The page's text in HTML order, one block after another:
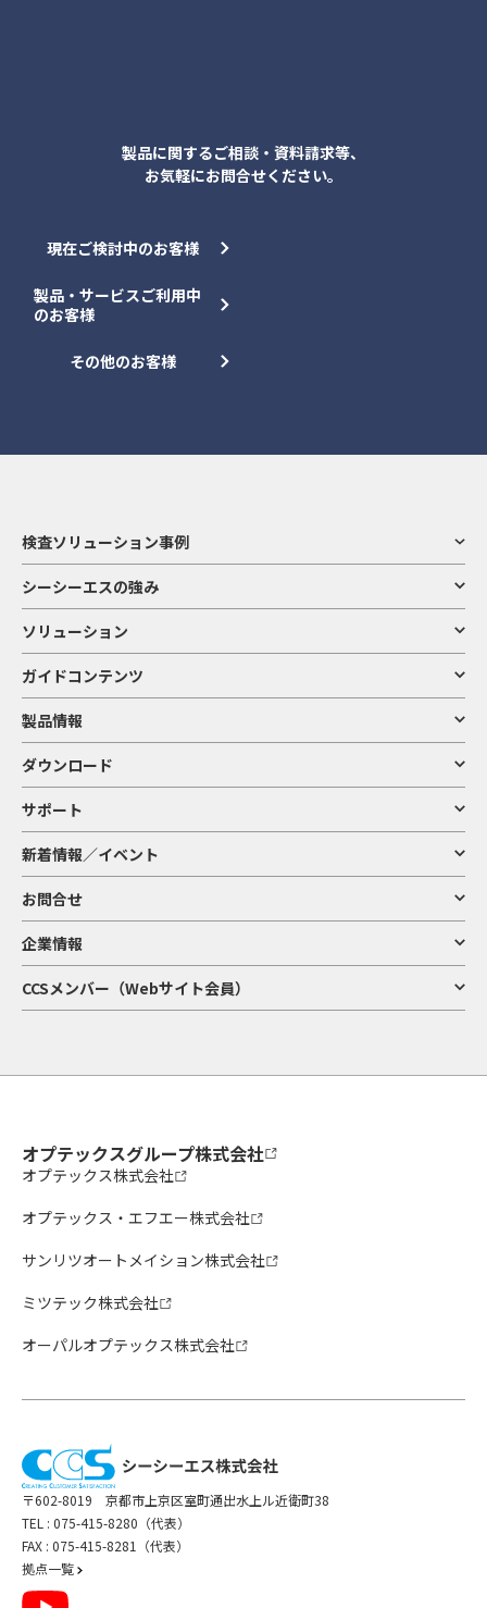
製品に関するご相談・資料請求等、
お気軽にお問合せください。
現在ご検討中のお客様
製品・サービスご利用中
のお客様
その他のお客様
検査ソリューション事例
シーシーエスの強み
ソリューション
ガイドコンテンツ
製品情報
ダウンロード
サポート
新着情報／イベント
お問合せ
企業情報
CCSメンバー（Webサイト会員）
オプテックスグループ株式会社
オプテックス株式会社
オプテックス・エフエー株式会社
サンリツオートメイション株式会社
ミツテック株式会社
オーパルオプテックス株式会社
〒602-8019 京都市上京区室町通出水上ル近衛町38
TEL : 075-415-8280（代表）
FAX : 075-415-8281（代表）
拠点一覧